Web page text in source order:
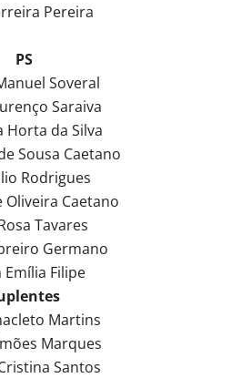
Pereira
PS
Soveral
Saraiva
Horta da Silva
Sousa Caetano
Rodrigues
Oliveira Caetano
Tavares
Germano
Emília Filipe
Martins
Marques
Santos